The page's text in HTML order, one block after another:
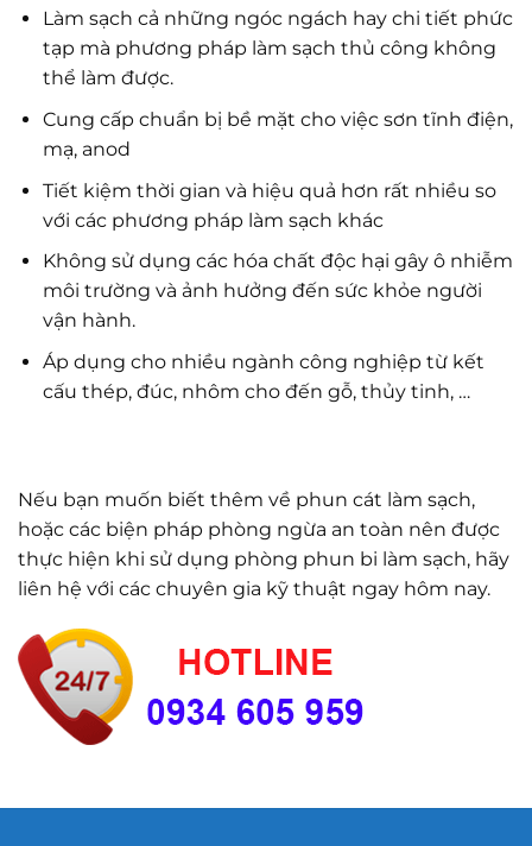
Làm sạch cả những ngóc ngách hay chi tiết phức
tạp mà phương pháp làm sạch thủ công không
thể làm được.
Cung cấp chuẩn bị bề mặt cho việc sơn tĩnh điện,
mạ, anod
Tiết kiệm thời gian và hiệu quả hơn rất nhiều so
với các phương pháp làm sạch khác
Không sử dụng các hóa chất độc hại gây ô nhiễm
môi trường và ảnh hưởng đến sức khỏe người
vận hành.
Áp dụng cho nhiều ngành công nghiệp từ kết
cấu thép, đúc, nhôm cho đến gỗ, thủy tinh, …
Nếu bạn muốn biết thêm về phun cát làm sạch,
hoặc các biện pháp phòng ngừa an toàn nên được
thực hiện khi sử dụng phòng phun bi làm sạch, hãy
liên hệ với các chuyên gia kỹ thuật ngay hôm nay.